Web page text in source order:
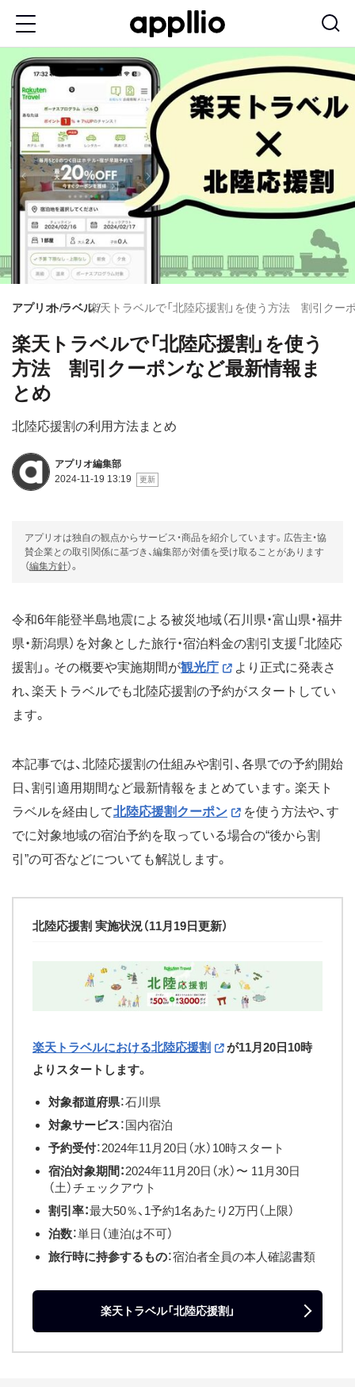
コ
ン
テ
ン
動
アプリオトラベル楽天トラベルで「北陸応援割」を使う方法 割引クー
楽天トラベルで「北陸応援割」を使う
方法 割引クーポンなど最新情報ま
とめ
北陸応援割の利用方法まとめ
アプリオ編集部
2024-11-19 13:19
アプリオは独自の観点からサービス・商品を紹介しています。広告主・協
賛企業との取引関係に基づき、編集部が対価を受け取ることがあります
（編集方針）。
令和6年能登半島地震による被災地域（石川県・富山県・福井
県・新潟県）を対象とした旅行・宿泊料金の割引支援「北陸応
援割」。その概要や実施期間が観光庁
より正式に発表さ
れ、楽天トラベルでも北陸応援割の予約がスタートしてい
ます。
本記事では、北陸応援割の仕組みや割引、各県での予約開始
日、割引適用期間など最新情報をまとめています。楽天ト
ラベルを経由して北陸応援割クーポン
を使う方法や、す
でに対象地域の宿泊予約を取っている場合の“後から割
引”の可否などについても解説します。
北陸応援割 実施状況（11月19日更新）
楽天トラベルにおける北陸応援割
が11月20日10時
よりスタートします。
対象都道府県：石川県
対象サービス：国内宿泊
予約受付：2024年11月20日（水）10時スタート
宿泊対象期間：2024年11月20日（水）〜 11月30日
（土）チェックアウト
割引率：最大50％、1予約1名あたり2万円（上限）
泊数：単日（連泊は不可）
旅行時に持参するもの：宿泊者全員の本人確認書類
楽天トラベル「北陸応援割」